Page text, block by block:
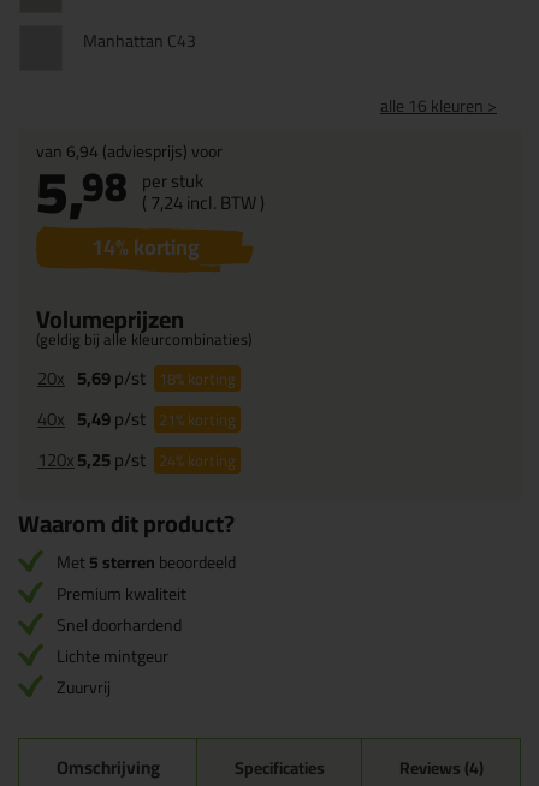
Manhattan C43
alle 16 kleuren >
van6,94(adviesprijs) voor
5,98 per stuk
(7,24incl. BTW )
14% korting
Volumeprijzen
(geldig bij alle kleurcombinaties)
20x 5,69p/st 18%korting
40x 5,49p/st 21%korting
120x5,25p/st 24%korting
Waarom dit product?
Met5 sterrenbeoordeeld
Premium kwaliteit
Snel doorhardend
Lichte mintgeur
Zuurvrij
Omschrijving Specificaties Reviews (4)